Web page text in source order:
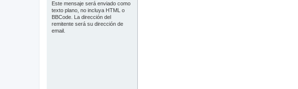
Este mensaje será enviado como
texto plano, no incluya HTML o
BBCode. La dirección del
remitente será su dirección de
email.